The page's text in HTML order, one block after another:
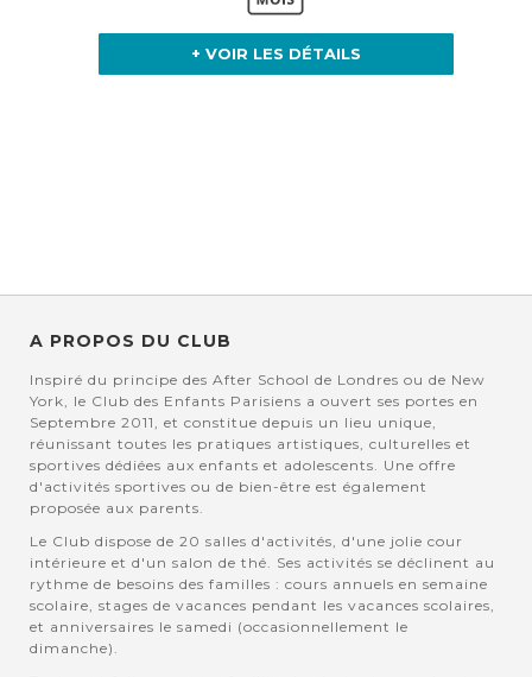
+ VOIR LES DÉTAILS
A PROPOS DU CLUB
Inspiré du principe des After School de Londres ou de New
York, le Club des Enfants Parisiens a ouvert ses portes en
Septembre 2011, et constitue depuis un lieu unique,
réunissant toutes les pratiques artistiques, culturelles et
sportives dédiées aux enfants et adolescents. Une offre
d'activités sportives ou de bien-être est également
proposée aux parents.
Le Club dispose de 20 salles d'activités, d'une jolie cour
intérieure et d'un salon de thé. Ses activités se déclinent au
rythme de besoins des familles : cours annuels en semaine
scolaire, stages de vacances pendant les vacances scolaires,
et anniversaires le samedi (occasionnellement le
dimanche).